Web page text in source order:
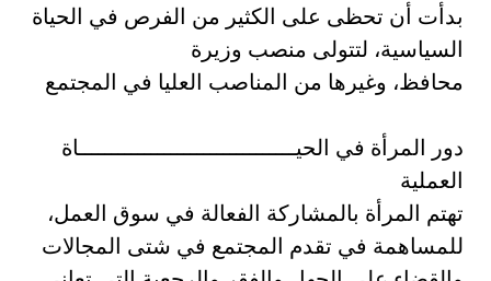
بدأت أن تحظى على الكثير من الفرص في الحياة
السياسية، لتتولى منصب وزيرة
محافظ، وغيرها من المناصب العليا في المجتمع
دور المرأة في الحيـــــــــــــــــــــــــــــــــاة
العملية
تهتم المرأة بالمشاركة الفعالة في سوق العمل،
للمساهمة في تقدم المجتمع في شتى المجالات